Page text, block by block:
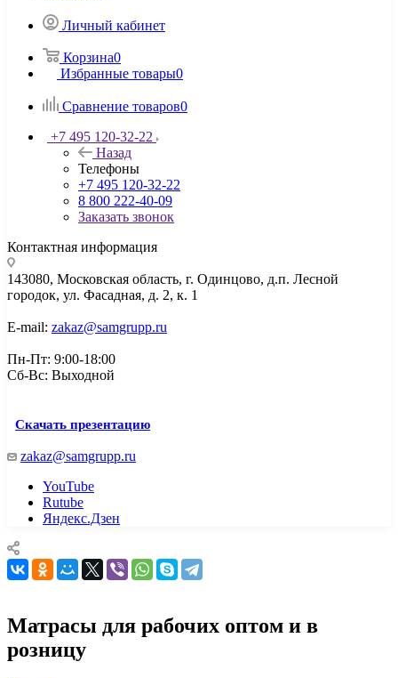
Личный кабинет
Корзина0
Избранные товары0
Сравнение товаров0
+7 495 120-32-22
Назад
Телефоны
+7 495 120-32-22
8 800 222-40-09
Заказать звонок
Контактная информация
143080, Mосковская область, г. Одинцово, д.п. Лесной
городок, ул. Фасадная, д. 2, к. 1
E-mail: zakaz@samgrupp.ru
Пн-Пт: 9:00-18:00
Сб-Вс: Выходной
Скачать презентацию
zakaz@samgrupp.ru
YouTube
Rutube
Яндекс.Дзен
Матрасы для рабочих оптом и в
розницу